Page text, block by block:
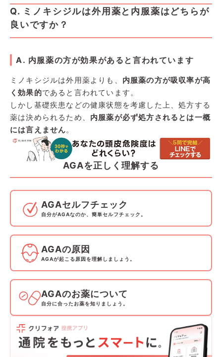
Q. ミノキシジルは外用薬と内服薬はどちらが
良いですか？
A. 内服薬の方が効果があると言われています
ミノキシジルは外用薬よりも、 内服薬の方が吸収率が高
く効果的であると言われています。
しかし基礎疾患などの健康状態を考慮した上、処方する
薬は決められるため、 内服薬が必ず処方されるとは一概
には言えません。
AGAを正しく理解する
AGAセルフチェック
自分がAGAなのか、簡単セルフチェック。
AGAの原因
AGAが起こる原因を理解しましょう。
AGAのお薬について
自分に合ったお薬を知りましょう。